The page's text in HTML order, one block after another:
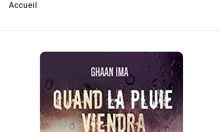
Accueil